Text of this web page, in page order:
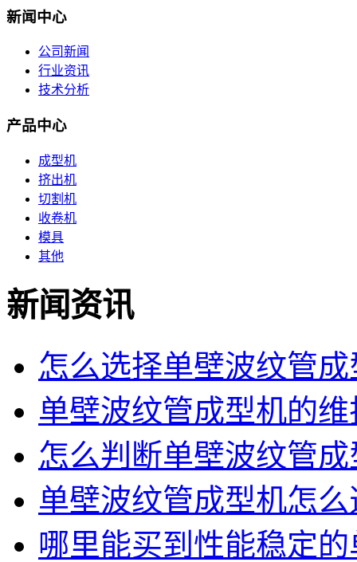
新闻中心
公司新闻
行业资讯
技术分析
产品中心
成型机
挤出机
切割机
收卷机
模具
其他
新闻资讯
怎么选择单壁波纹管
单壁波纹管成型机的
怎么判断单壁波纹管
单壁波纹管成型机怎
哪里能买到性能稳定